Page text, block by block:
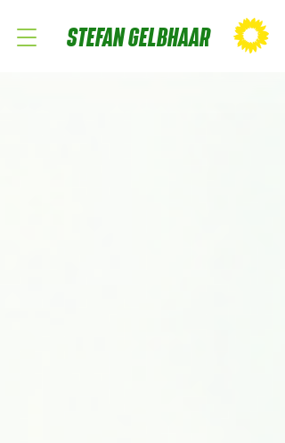
STEFAN GELBHAAR